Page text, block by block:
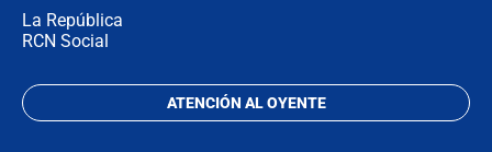
La República
RCN Social
ATENCIÓN AL OYENTE